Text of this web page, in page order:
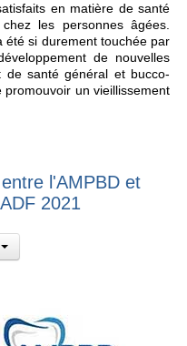
en matière de santé
les personnes âgées.
été si durement touchée par
de nouvelles
de santé général et bucco-
un vieillissement
l'AMPBD et
2021